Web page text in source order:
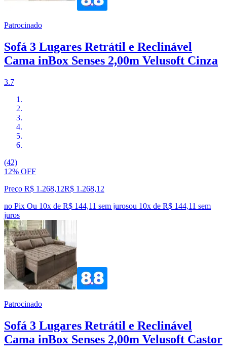
Patrocinado
Sofá 3 Lugares Retrátil e Reclinável
Cama inBox Senses 2,00m Velusoft Cinza
3.7
(42)
12% OFF
Preço R$ 1.268,12R$ 1.268,12
no Pix Ou 10x de R$ 144,11 sem jurosou 10x de R$ 144,11 sem
juros
Patrocinado
Sofá 3 Lugares Retrátil e Reclinável
Cama inBox Senses 2,00m Velusoft Castor